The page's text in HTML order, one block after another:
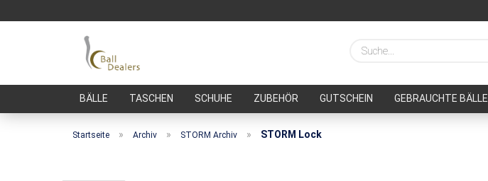
BÄLLE TASCHEN SCHUHE ZUBEHÖR GUTSCHEIN GEBRAUCHTE BÄLLE
Startseite » Archiv » STORM Archiv » STORM Lock